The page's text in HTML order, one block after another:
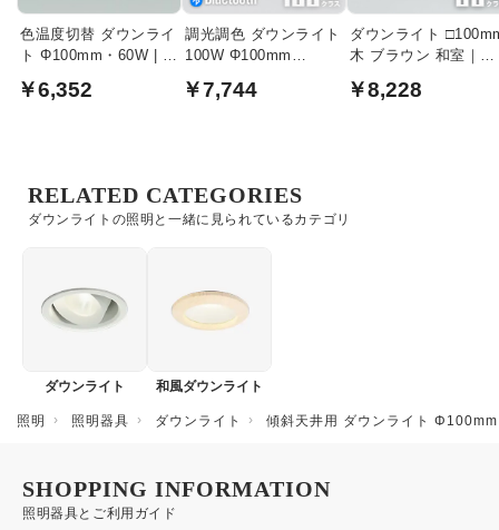
色温度切替 ダウンライ
ト Φ100mm・60W | 電
￥6,352
調光調色 ダウンライト
100W Φ100mm
￥7,744
ダウンライト
木 ブラウン 和室｜
￥8,228
ダウンライトの照明と一緒に見られているカテゴリ
RELATED CATEGORIES
ダウンライト 和風ダウンライト
照明 照明器具 ダウンライト 傾斜天井用 ダウンライト
照明器具とご利用ガイド
SHOPPING INFORMATION